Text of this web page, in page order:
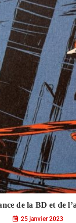
de la BD et de
25 janvier 2023